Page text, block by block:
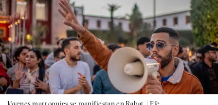
Jóvenes marroquíes se manifiestan en Rabat. | Efe